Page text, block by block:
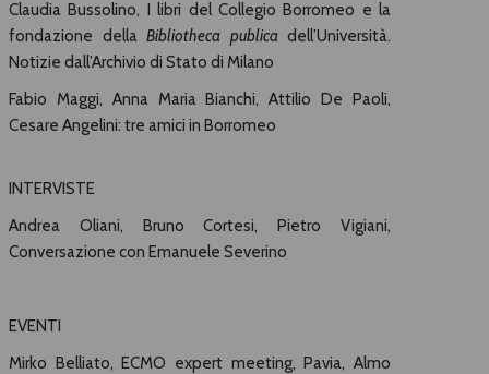
Claudia Bussolino, I libri del Collegio Borromeo e la
fondazione della Bibliotheca publica dell’Università.
Notizie dall’Archivio di Stato di Milano
Fabio Maggi, Anna Maria Bianchi, Attilio De Paoli,
Cesare Angelini: tre amici in Borromeo
INTERVISTE
Andrea Oliani, Bruno Cortesi, Pietro Vigiani,
Conversazione con Emanuele Severino
EVENTI
Mirko Belliato, ECMO expert meeting, Pavia, Almo